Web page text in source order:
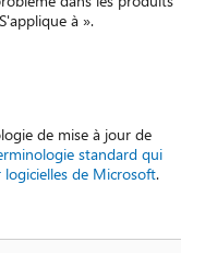
à ».
de mise à jour de
standard qui
de Microsoft.